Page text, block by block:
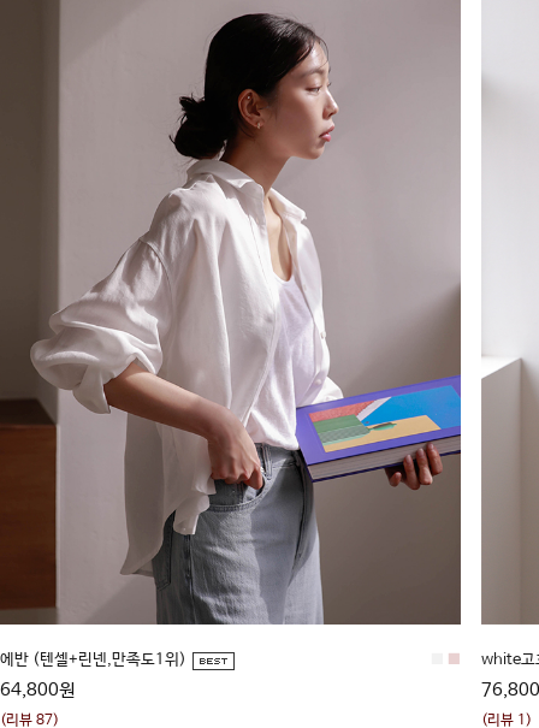
에반 (텐셀+린넨,만족도1위)
64,800원
(리뷰 87)
white고
(리뷰 1)